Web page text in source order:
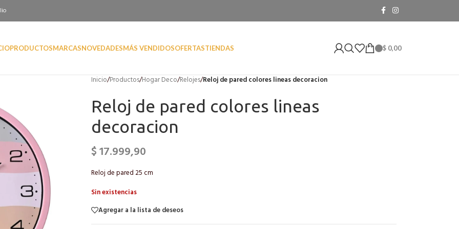
PRODUCTOSMARCASNOVEDADESMÁS VENDIDOSOFERTASTIENDAS $ 0,00
Inicio/Productos/Hogar Deco/Relojes/Reloj de pared colores lineas decoracion
Reloj de pared colores lineas
decoracion
$17.999,90
Reloj de pared 25 cm
Sin existencias
Agregar a la lista de deseos